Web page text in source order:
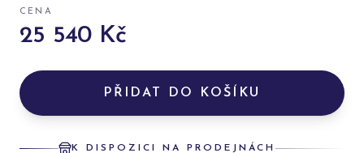
CENA
25 540 Kč
PŘIDAT DO KOŠÍKU
K DISPOZICI NA PRODEJNÁCH